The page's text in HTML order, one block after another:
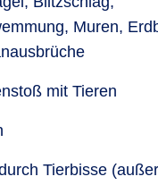
Muren,
mit Tieren
Tierbisse